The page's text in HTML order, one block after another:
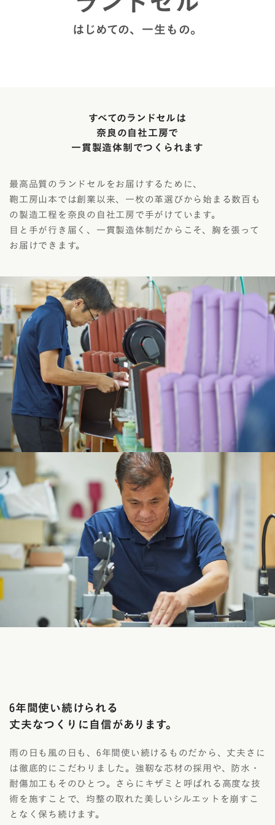
はじめての、一生もの。
すべてのランドセルは
奈良の自社工房で
一貫製造体制でつくられます
最高品質のランドセルをお届けするために、
鞄工房山本では創業以来、一枚の革選びから始まる数百も
の製造工程を奈良の自社工房で手がけています。
目と手が行き届く、一貫製造体制だからこそ、胸を張って
お届けできます。
6年間使い続けられる
丈夫なつくりに自信があります。
雨の日も風の日も、6年間使い続けるものだから、丈夫さに
は徹底的にこだわりました。強靭な芯材の採用や、防水・
耐傷加工もそのひとつ。さらにキザミと呼ばれる高度な技
術を施すことで、均整の取れた美しいシルエットを崩すこ
となく保ち続けます。